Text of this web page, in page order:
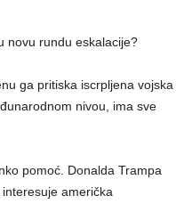
novu rundu eskalacije?
ga pritiska iscrpljena vojska
nivou, ima sve
pomoć. Donalda Trampa
američka